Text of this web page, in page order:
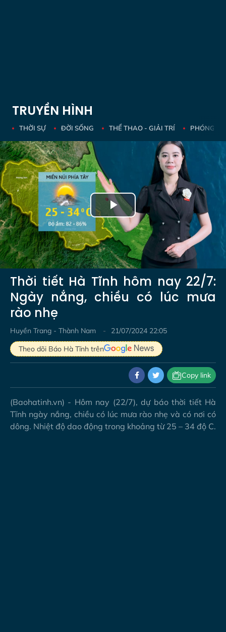
TRUYỀN HÌNH
THỜI SỰ ĐỜI SỐNG THỂ THAO - GIẢI TRÍ PHÓNG
Play
Video
Thời tiết Hà Tĩnh hôm nay 22/7:
Ngày nắng, chiều có lúc mưa
rào nhẹ
Huyền Trang - Thành Nam
21/07/2024 22:05
Theo dõi Báo Hà Tĩnh trên
Copy link
(Baohatinh.vn) - Hôm nay (22/7), dự báo thời tiết Hà
Tĩnh ngày nắng, chiều có lúc mưa rào nhẹ và có nơi có
dông. Nhiệt độ dao động trong khoảng từ 25 – 34 độ C.